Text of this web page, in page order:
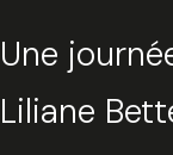
Une
Liliane